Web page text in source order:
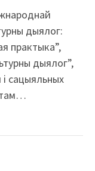
дыялог:
практыка”,
дыялог”,
сацыяльных